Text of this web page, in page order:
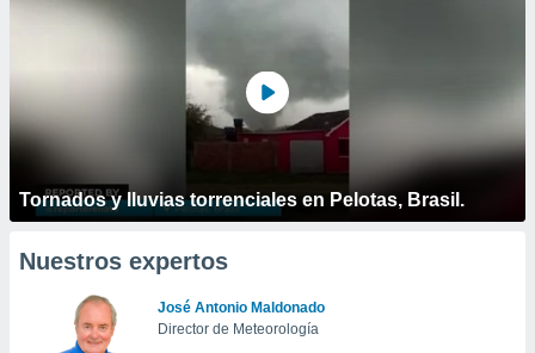
Tornados y lluvias torrenciales en Pelotas, Brasil.
Nuestros expertos
José Antonio Maldonado
Director de Meteorología